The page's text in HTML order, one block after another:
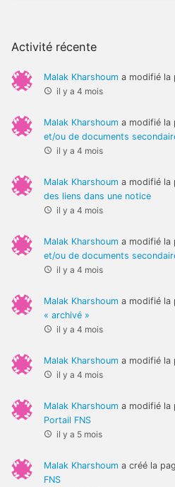
Activité récente
Malak Kharshoum a modifié la
il y a 4 mois
Malak Kharshoum a modifié la
et/ou de documents
il y a 4 mois
Malak Kharshoum a modifié la
des liens dans une notice
il y a 4 mois
Malak Kharshoum a modifié la
et/ou de documents
il y a 4 mois
Malak Kharshoum a modifié la
« archivé »
il y a 4 mois
Malak Kharshoum a modifié la
il y a 4 mois
Malak Kharshoum a modifié la
Portail FNS
il y a 5 mois
Malak Kharshoum a créé la
FNS